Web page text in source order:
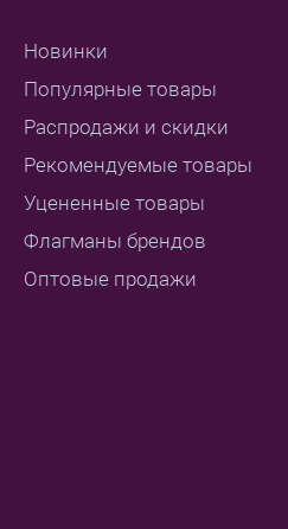
Новинки
Популярные товары
Распродажи и скидки
Рекомендуемые товары
Уцененные товары
Флагманы брендов
Оптовые продажи